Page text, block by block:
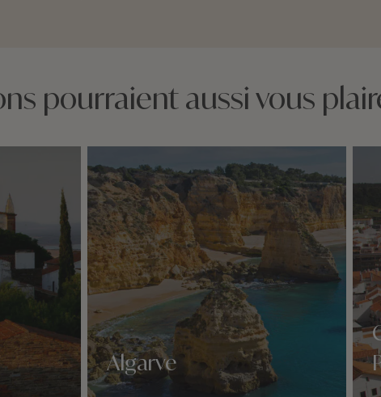
pourraient aussi vous
Algarve